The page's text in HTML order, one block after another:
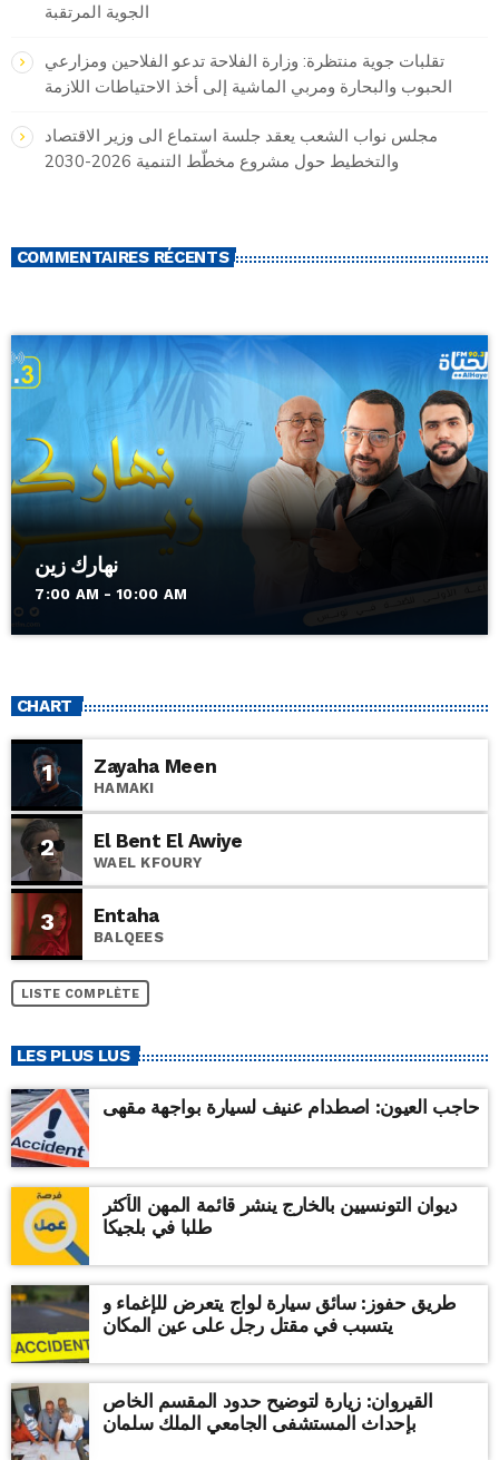
الجوية المرتقبة
تقلبات جوية منتظرة: وزارة الفلاحة تدعو الفلاحين ومزارعي
الحبوب والبحارة ومربي الماشية إلى أخذ الاحتياطات اللازمة
مجلس نواب الشعب يعقد جلسة استماع الى وزير الاقتصاد
والتخطيط حول مشروع مخطّط التنمية 2026-2030
COMMENTAIRES RÉCENTS
نهارك زين
7:00 AM - 10:00 AM
CHART
1 Zayaha Meen
HAMAKI
2 El Bent El Awiye
WAEL KFOURY
3 Entaha
BALQEES
LISTE COMPLÈTE
LES PLUS LUS
حاجب العيون: اصطدام عنيف لسيارة بواجهة مقهى
ديوان التونسيين بالخارج ينشر قائمة المهن الأكثر
طلبا في بلجيكا
طريق حفوز: سائق سيارة لواج يتعرض للإغماء و
يتسبب في مقتل رجل على عين المكان
القيروان: زيارة لتوضيح حدود المقسم الخاص
بإحداث المستشفى الجامعي الملك سلمان